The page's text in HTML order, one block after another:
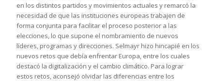
en los distintos partidos y movimientos actuales y remarcó la
necesidad de que las instituciones europeas trabajen de
forma conjunta para facilitar el proceso posterior a las
elecciones, lo que supone el nombramiento de nuevos
líderes, programas y direcciones. Selmayr hizo hincapié en los
nuevos retos que debía enfrentar Europa, entre los cuales
destacó la digitalización y el cambio climático. Para lograr
estos retos, aconsejó olvidar las diferencias entre los